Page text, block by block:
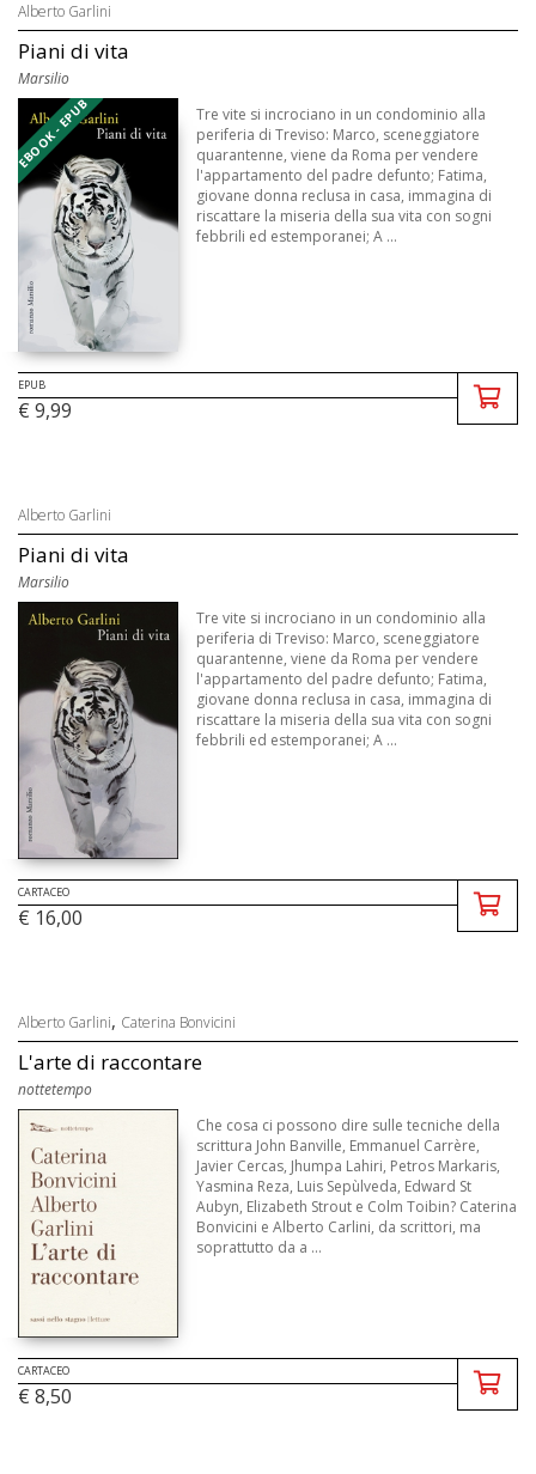
Alberto Garlini
Piani di vita
Marsilio
EBOOK - EPUB
Tre vite si incrociano in un condominio alla
periferia di Treviso: Marco, sceneggiatore
quarantenne, viene da Roma per vendere
l'appartamento del padre defunto; Fatima,
giovane donna reclusa in casa, immagina di
riscattare la miseria della sua vita con sogni
febbrili ed estemporanei; A ...
EPUB
€ 9,99
Alberto Garlini
Piani di vita
Marsilio
Tre vite si incrociano in un condominio alla
periferia di Treviso: Marco, sceneggiatore
quarantenne, viene da Roma per vendere
l'appartamento del padre defunto; Fatima,
giovane donna reclusa in casa, immagina di
riscattare la miseria della sua vita con sogni
febbrili ed estemporanei; A ...
CARTACEO
€ 16,00
Alberto Garlini, Caterina Bonvicini
L'arte di raccontare
nottetempo
Che cosa ci possono dire sulle tecniche della
scrittura John Banville, Emmanuel Carrère,
Javier Cercas, Jhumpa Lahiri, Petros Markaris,
Yasmina Reza, Luis Sepùlveda, Edward St
Aubyn, Elizabeth Strout e Colm Toibin? Caterina
Bonvicini e Alberto Carlini, da scrittori, ma
soprattutto da a ...
CARTACEO
€ 8,50